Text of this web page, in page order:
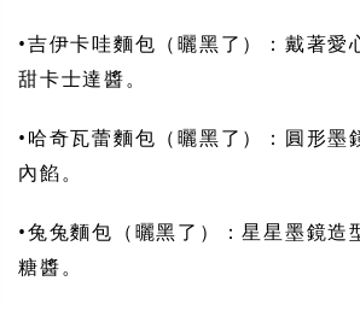
•吉伊卡哇麵包（曬黑了）：戴著愛
甜卡士達醬。
•哈奇瓦蕾麵包（曬黑了）：圓形墨
內餡。
•兔兔麵包（曬黑了）：星星墨鏡造
糖醬。